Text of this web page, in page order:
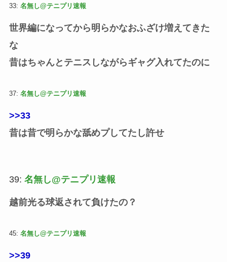
33: 名無し@テニプリ速報
世界編になってから明らかなおふざけ増えてきた
な
昔はちゃんとテニスしながらギャグ入れてたのに
37: 名無し@テニプリ速報
>>33
昔は昔で明らかな舐めプしてたし許せ
39: 名無し@テニプリ速報
越前光る球返されて負けたの？
45: 名無し@テニプリ速報
>>39